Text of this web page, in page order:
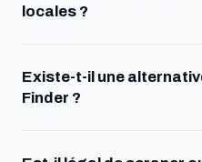
locales ?
Existe-t-il une
Finder ?